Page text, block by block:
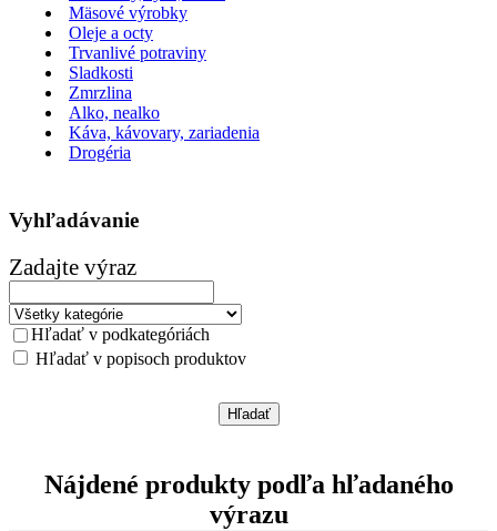
Mäsové výrobky
Oleje a octy
Trvanlivé potraviny
Sladkosti
Zmrzlina
Alko, nealko
Káva, kávovary, zariadenia
Drogéria
Vyhľadávanie
Zadajte výraz
Hľadať v podkategóriách
Hľadať v popisoch produktov
Nájdené produkty podľa hľadaného
výrazu